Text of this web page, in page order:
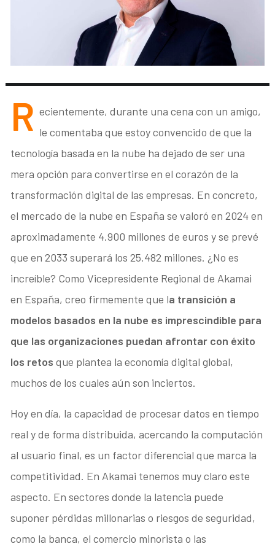
R ecientemente, durante una cena con un amigo,
le comentaba que estoy convencido de que la
tecnología basada en la nube ha dejado de ser una
mera opción para convertirse en el corazón de la
transformación digital de las empresas. En concreto,
el mercado de la nube en España se valoró en 2024 en
aproximadamente 4.900 millones de euros y se prevé
que en 2033 superará los 25.482 millones. ¿No es
increíble? Como Vicepresidente Regional de Akamai
en España, creo firmemente que la transición a
modelos basados en la nube es imprescindible para
que las organizaciones puedan afrontar con éxito
los retos que plantea la economía digital global,
muchos de los cuales aún son inciertos.
Hoy en día, la capacidad de procesar datos en tiempo
real y de forma distribuida, acercando la computación
al usuario final, es un factor diferencial que marca la
competitividad. En Akamai tenemos muy claro este
aspecto. En sectores donde la latencia puede
suponer pérdidas millonarias o riesgos de seguridad,
como la banca, el comercio minorista o las